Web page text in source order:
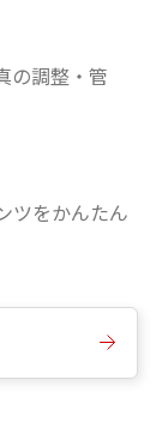
の調整・管
ツをかんたん